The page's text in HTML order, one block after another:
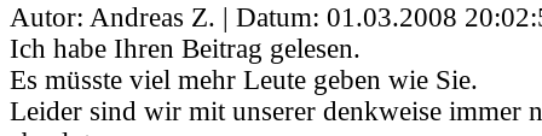
Autor: Andreas Z. | Datum: 01.03.2008
Ich habe Ihren Beitrag gelesen.
Es müsste viel mehr Leute geben wie Sie.
Leider sind wir mit unserer denkweise immer